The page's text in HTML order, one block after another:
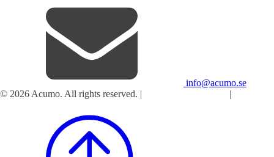
info@acumo.se
© 2026 Acumo. All rights reserved. |
|